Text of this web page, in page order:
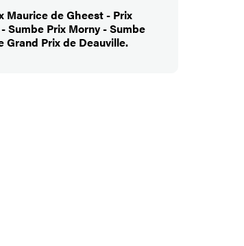
Maurice de Gheest - Prix
Sumbe Prix Morny - Sumbe
Grand Prix de Deauville.